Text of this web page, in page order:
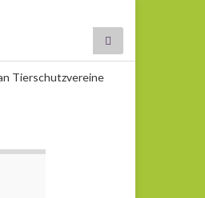
Tierschutzvereine